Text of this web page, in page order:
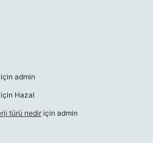
için admin
için Hazal
türü nedir için admin